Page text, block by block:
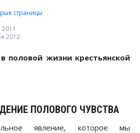
страницы
2012
половой жизни крестьянской
ПОЛОВОГО ЧУВСТВА
явление, которое мы